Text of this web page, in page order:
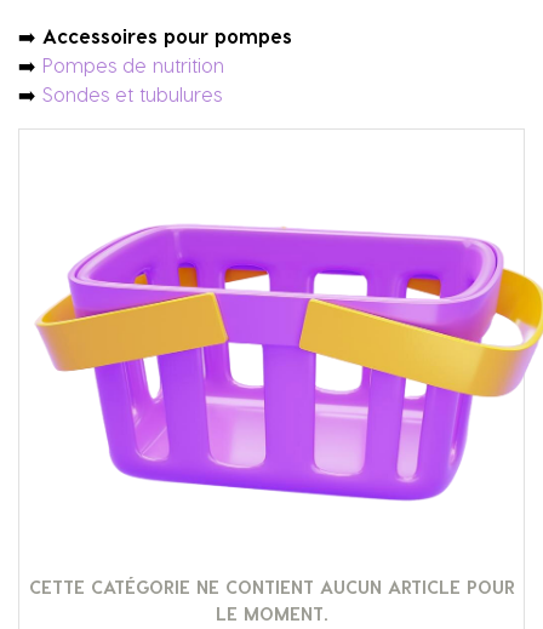
➡️ Accessoires pour pompes
➡️ Pompes de nutrition
➡️ Sondes et tubulures
CETTE CATÉGORIE NE CONTIENT AUCUN ARTICLE POUR
LE MOMENT.